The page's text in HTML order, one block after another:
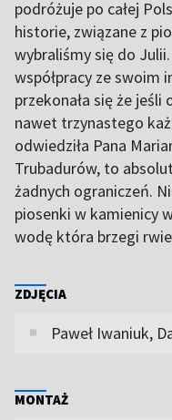
podróżuje po całej
historie, związane z
wybraliśmy się do
współpracy ze swoim
przekonała się że jeśli
nawet trzynastego
odwiedziła Pana
Trubadurów, to
żadnych ograniczeń.
piosenki w kamienicy
wodę która brzegi
ZDJĘCIA
Paweł Iwaniuk,
MONTAŻ